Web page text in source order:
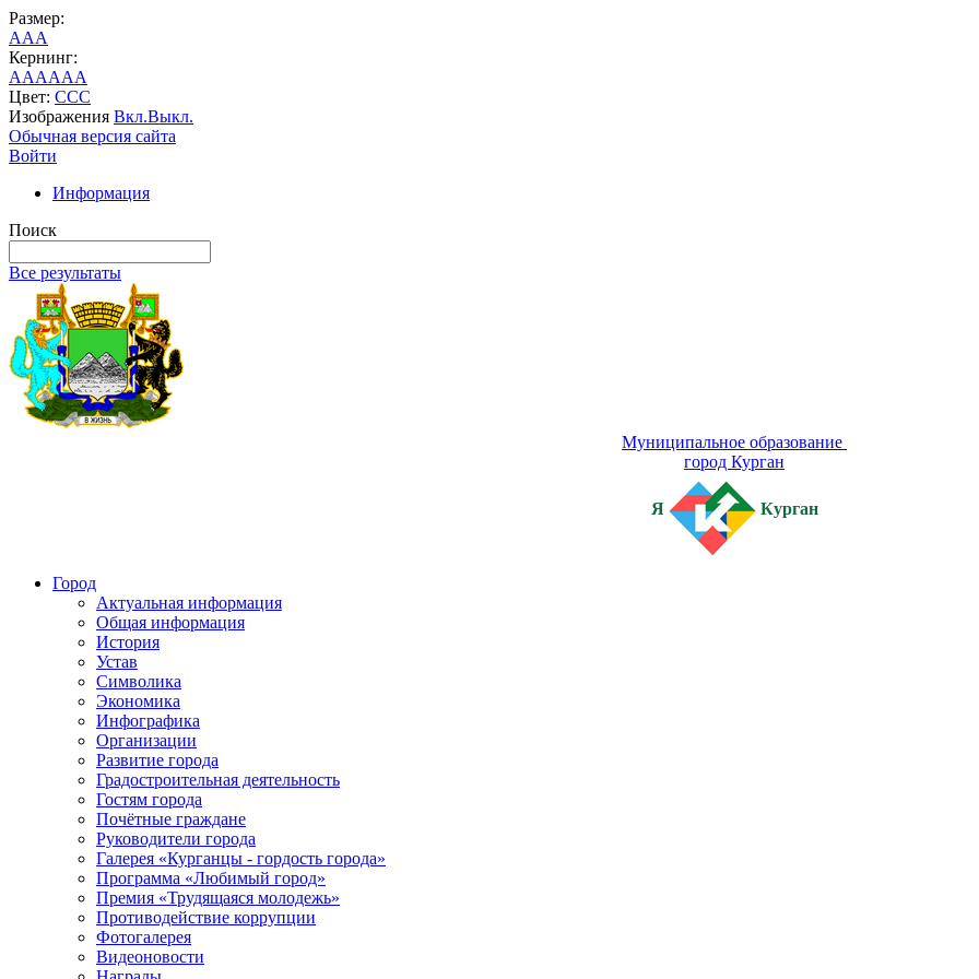
Размер:
AAA
Кернинг:
AAAAAA
Цвет: CCC
Изображения Вкл.Выкл.
Обычная версия сайта
Войти
Информация
Поиск
Все результаты
Муниципальное образование
город Курган
Я Курган
Город
Актуальная информация
Общая информация
История
Устав
Символика
Экономика
Инфографика
Организации
Развитие города
Градостроительная деятельность
Гостям города
Почётные граждане
Руководители города
Галерея «Курганцы - гордость города»
Программа «Любимый город»
Премия «Трудящаяся молодежь»
Противодействие коррупции
Фотогалерея
Видеоновости